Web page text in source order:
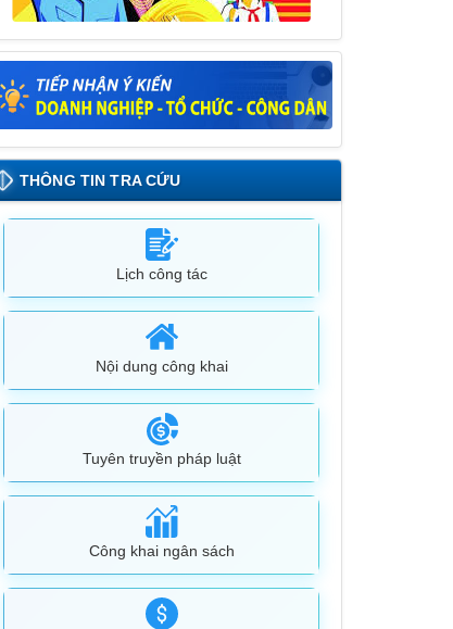
kỳ đợt 01 tháng 6/2025 của Chủ tịch UBND
huyện
Lịch tiếp công dân định kỳ đợt 1 tháng
5/2025 của Chủ tịch UBND huyện
09/05/2025
THÔNG TIN TRA CỨU
Lịch công tác
Nội dung công khai
Tuyên truyền pháp luật
Công khai ngân sách